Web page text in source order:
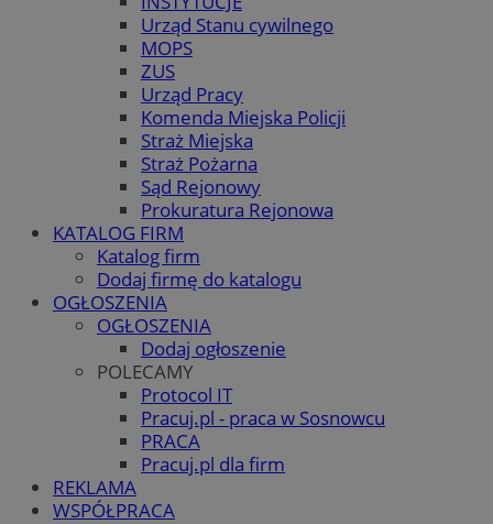
Urząd Stanu cywilnego
MOPS
ZUS
Urząd Pracy
Komenda Miejska Policji
Straż Miejska
Straż Pożarna
Sąd Rejonowy
Prokuratura Rejonowa
KATALOG FIRM
Katalog firm
Dodaj firmę do katalogu
OGŁOSZENIA
OGŁOSZENIA
Dodaj ogłoszenie
POLECAMY
Protocol IT
Pracuj.pl - praca w Sosnowcu
PRACA
Pracuj.pl dla firm
REKLAMA
WSPÓŁPRACA